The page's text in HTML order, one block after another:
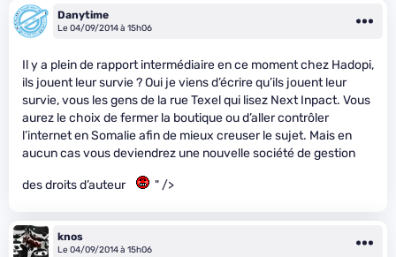
Danytime
Le 04/09/2014 à 15h06
Il y a plein de rapport intermédiaire en ce moment chez Hadopi,
ils jouent leur survie ? Oui je viens d’écrire qu’ils jouent leur
survie, vous les gens de la rue Texel qui lisez Next Inpact. Vous
aurez le choix de fermer la boutique ou d’aller contrôler
l’internet en Somalie afin de mieux creuser le sujet. Mais en
aucun cas vous deviendrez une nouvelle société de gestion
des droits d’auteur " />
knos
Le 04/09/2014 à 15h06